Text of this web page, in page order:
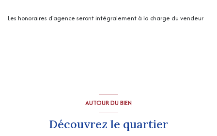
Les honoraires d'agence seront intégralement à la charge du vendeur
AUTOUR DU BIEN
Découvrez le quartier